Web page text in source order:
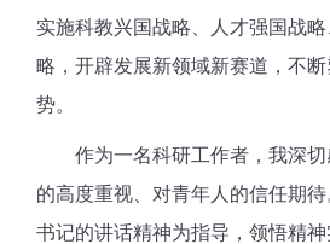
实施科教兴国战略、人才强国战
略，开辟发展新领域新赛道，不
势。
作为一名科研工作者 ， 我深
的高度重视、对青年人的信任期待
书记的讲话精神为指导，领悟精